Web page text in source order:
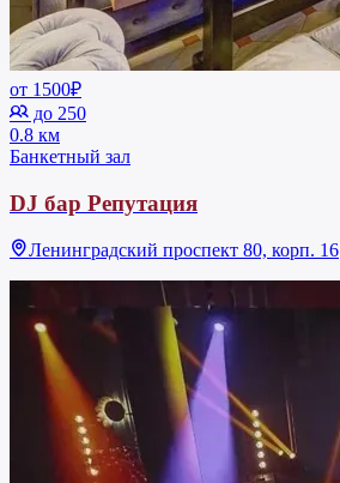
от 1500₽
до 250
0.8 км
Банкетный зал
DJ бар Репутация
Ленинградский проспект 80, корп. 16